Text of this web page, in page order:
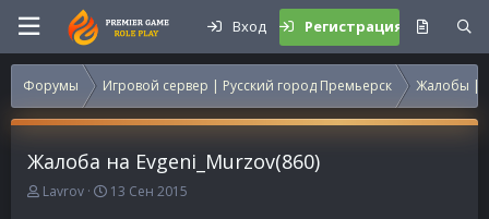
Вход Регистрация
Форумы Игровой сервер | Русский город Премьерск Жалобы |
Жалоба на Evgeni_Murzov(860)
АLavrov
Д13 Сен 2015